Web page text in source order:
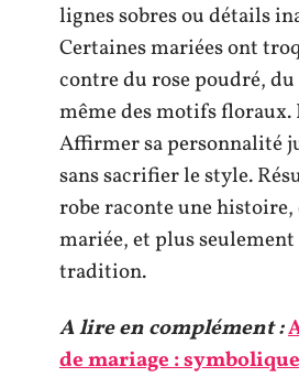
lignes sobres ou détails
Certaines mariées ont
contre du rose poudré,
même des motifs floraux.
Affirmer sa personnalité
sans sacrifier le style.
robe raconte une histoire,
mariée, et plus seulement
tradition.
A lire en complément :
de mariage :